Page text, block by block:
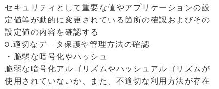
セキュリティとして重要な値やアプリケーションの設
定値等が動的に変更されている箇所の確認およびその
設定値の内容を確認する
3.適切なデータ保護や管理方法の確認
・脆弱な暗号化やハッシュ
脆弱な暗号化アルゴリズムやハッシュアルゴリズムが
使用されていないか、また、不適切な利用方法が存在